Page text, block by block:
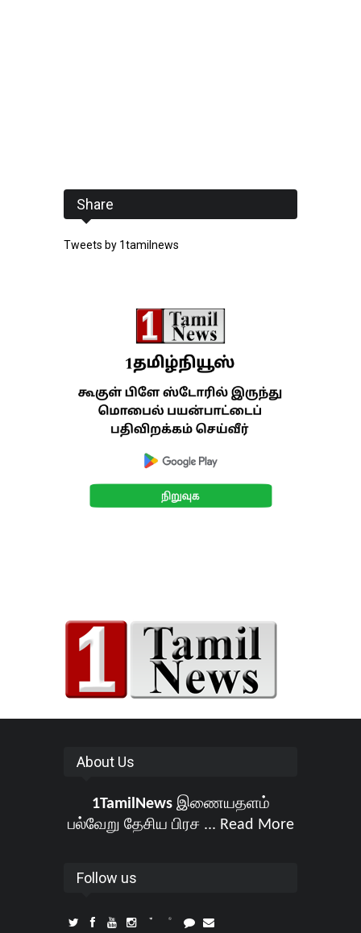
Share
Tweets by 1tamilnews
About Us
1TamilNewsஇணையதளம்
பல்வேறு தேசிய பிரச ... Read More
Follow us